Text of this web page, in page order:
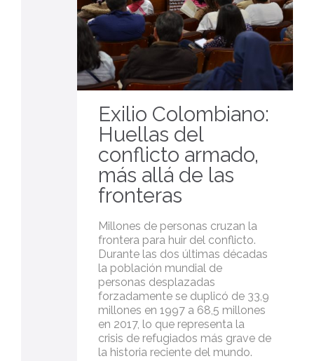
Exilio Colombiano:
Huellas del
conflicto armado,
más allá de las
fronteras
Millones de personas cruzan la
frontera para huir del conflicto.
Durante las dos últimas décadas
la población mundial de
personas desplazadas
forzadamente se duplicó de 33,9
millones en 1997 a 68,5 millones
en 2017, lo que representa la
crisis de refugiados más grave de
la historia reciente del mundo.